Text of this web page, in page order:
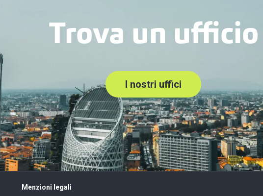
Trova un ufficio
I nostri uffici
Menzioni legali